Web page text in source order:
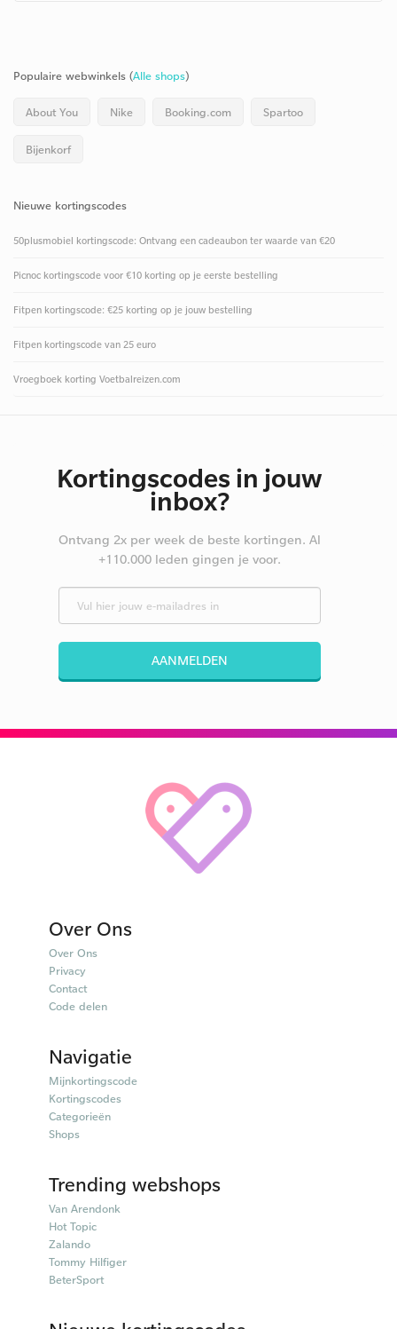
Populaire webwinkels (Alle shops)
About You Nike Booking.com Spartoo
Bijenkorf
Nieuwe kortingscodes
50plusmobiel kortingscode: Ontvang een cadeaubon ter waarde van €20
Picnoc kortingscode voor €10 korting op je eerste bestelling
Fitpen kortingscode: €25 korting op je jouw bestelling
Fitpen kortingscode van 25 euro
Vroegboek korting Voetbalreizen.com
Kortingscodes in jouw
inbox?
Ontvang 2x per week de beste kortingen. Al
+110.000 leden gingen je voor.
AANMELDEN
Over Ons
Over Ons
Privacy
Contact
Code delen
Navigatie
Mijnkortingscode
Kortingscodes
Categorieën
Shops
Trending webshops
Van Arendonk
Hot Topic
Zalando
Tommy Hilfiger
BeterSport